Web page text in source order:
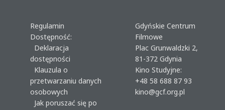
Regulamin
Dostępność:
Deklaracja
dostępności
Klauzula o
przetwarzaniu danych
osobowych
Jak poruszać się po
Gdyńskie Centrum
Filmowe
Plac Grunwaldzki 2,
81-372 Gdynia
Kino Studyjne:
+48 58 688 87 93
kino@gcf.org.pl